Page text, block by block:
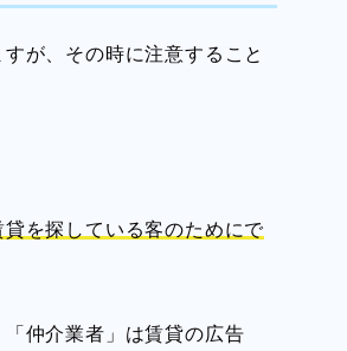
が、その時に注意すること
を探している客のためにで
仲介業者」は賃貸の広告